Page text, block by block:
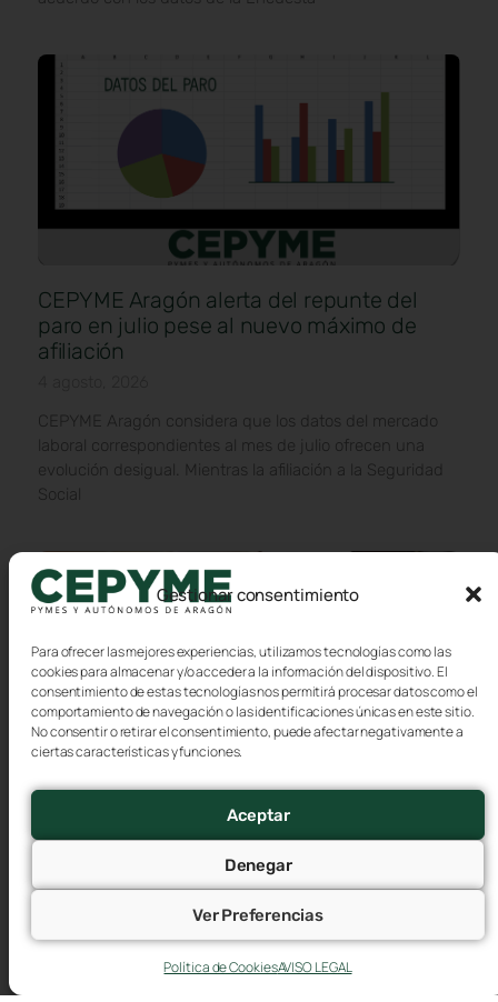
Gestionar consentimiento
Para ofrecer las mejores experiencias, utilizamos tecnologías como las
cookies para almacenar y/o acceder a la información del dispositivo. El
consentimiento de estas tecnologías nos permitirá procesar datos como el
comportamiento de navegación o las identificaciones únicas en este sitio.
No consentir o retirar el consentimiento, puede afectar negativamente a
ciertas características y funciones.
Aceptar
Denegar
Ver Preferencias
Política de CookiesAVISO LEGAL
CEPYME Aragón alerta del repunte del
paro en julio pese al nuevo máximo de
afiliación
CEPYME Aragón considera que los datos del mercado
laboral correspondientes al mes de julio ofrecen una
evolución desigual. Mientras la afiliación a la Seguridad
Social
Calendario del contribuyente, Agosto 2026
Hasta el 12 de agosto INTRASTAT – Estadística Comercio
Intracomunitario Hasta el 20 de agosto Renta y
Sociedades IVA Impuestos Especiales de Fabricación
Impuesto